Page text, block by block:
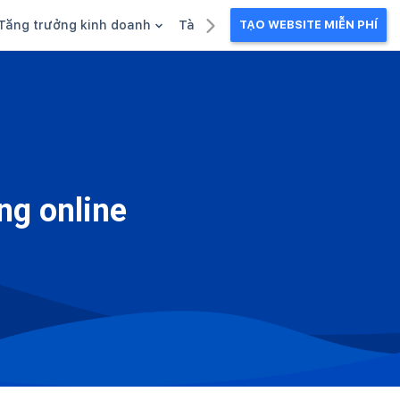
trưởng kinh doanh Tài liệu kinh doanhTẠO WEBSITE MIỄN PHÍ
online